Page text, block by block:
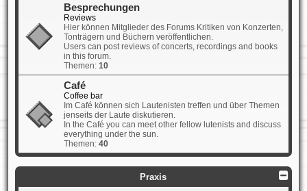
Besprechungen
Reviews
Hier können Mitglieder des Forums Kritiken von Konzerten,
Tonträgern und Büchern veröffentlichen.
Users can post reviews of concerts, recordings and books
in this forum.
Themen: 10
Café
Coffee bar
Im Café können sich Lautenisten treffen und über Themen
jenseits der Laute diskutieren.
In the Café you can meet other fellow lutenists and discuss
everything under the sun.
Themen: 40
Praxis